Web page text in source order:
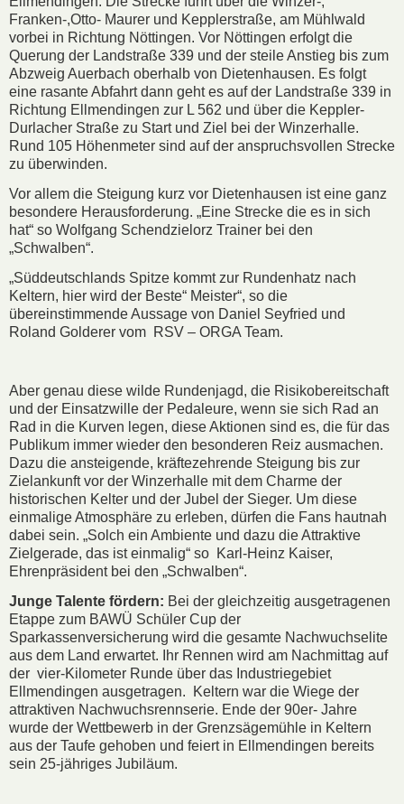
Franken-,Otto- Maurer und Kepplerstraße, am Mühlwald
vorbei in Richtung Nöttingen. Vor Nöttingen erfolgt die
Querung der Landstraße 339 und der steile Anstieg bis zum
Abzweig Auerbach oberhalb von Dietenhausen. Es folgt
eine rasante Abfahrt dann geht es auf der Landstraße 339 in
Richtung Ellmendingen zur L 562 und über die Keppler-
Durlacher Straße zu Start und Ziel bei der Winzerhalle.
Rund 105 Höhenmeter sind auf der anspruchsvollen Strecke
zu überwinden.
Vor allem die Steigung kurz vor Dietenhausen ist eine ganz
besondere Herausforderung. „Eine Strecke die es in sich
hat“ so Wolfgang Schendzielorz Trainer bei den
„Schwalben“.
„Süddeutschlands Spitze kommt zur Rundenhatz nach
Keltern, hier wird der Beste“ Meister“, so die
übereinstimmende Aussage von Daniel Seyfried und
Roland Golderer vom RSV – ORGA Team.
Aber genau diese wilde Rundenjagd, die Risikobereitschaft
und der Einsatzwille der Pedaleure, wenn sie sich Rad an
Rad in die Kurven legen, diese Aktionen sind es, die für das
Publikum immer wieder den besonderen Reiz ausmachen.
Dazu die ansteigende, kräftezehrende Steigung bis zur
Zielankunft vor der Winzerhalle mit dem Charme der
historischen Kelter und der Jubel der Sieger. Um diese
einmalige Atmosphäre zu erleben, dürfen die Fans hautnah
dabei sein. „Solch ein Ambiente und dazu die Attraktive
Zielgerade, das ist einmalig“ so Karl-Heinz Kaiser,
Ehrenpräsident bei den „Schwalben“.
Junge Talente fördern: Bei der gleichzeitig ausgetragenen
Etappe zum BAWÜ Schüler Cup der
Sparkassenversicherung wird die gesamte Nachwuchselite
aus dem Land erwartet. Ihr Rennen wird am Nachmittag auf
der vier-Kilometer Runde über das Industriegebiet
Ellmendingen ausgetragen. Keltern war die Wiege der
attraktiven Nachwuchsrennserie. Ende der 90er- Jahre
wurde der Wettbewerb in der Grenzsägemühle in Keltern
aus der Taufe gehoben und feiert in Ellmendingen bereits
sein 25-jähriges Jubiläum.